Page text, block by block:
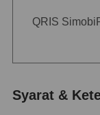
QRIS
Syarat &